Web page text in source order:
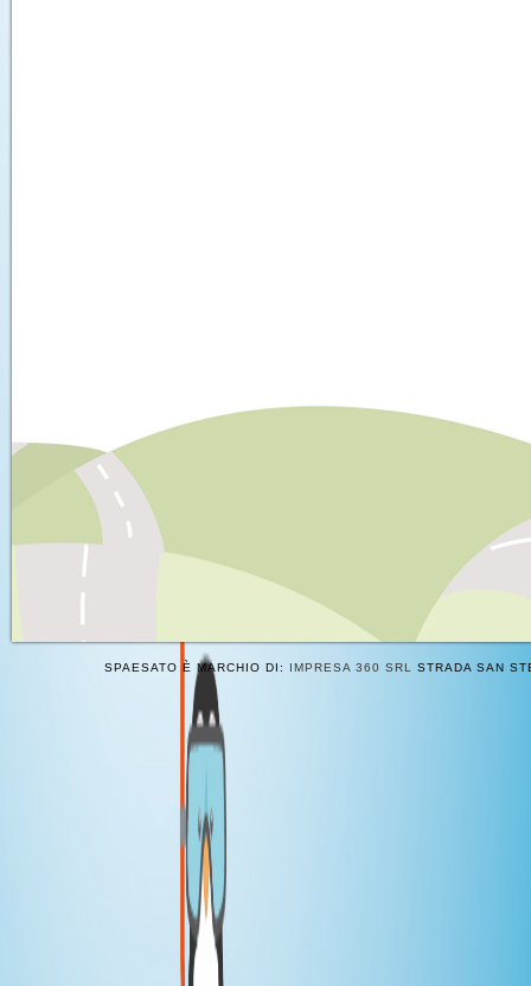
SPAESATO È MARCHIO DI: IMPRESA 360 SRL STRADA SAN